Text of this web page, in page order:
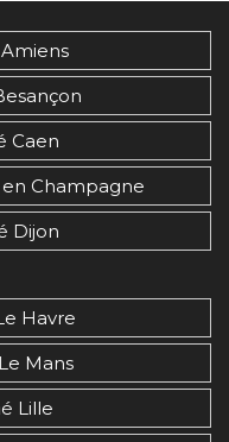
Caen
Champagne
Dijon
Havre
Mans
Lille